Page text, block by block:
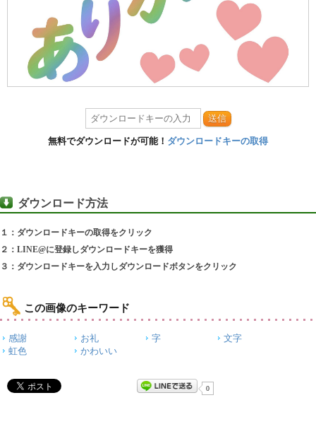
送信
無料でダウンロードが可能！ ダウンロードキーの取得
ダウンロード方法
１：ダウンロードキーの取得をクリック
２：LINE@に登録しダウンロードキーを獲得
３：ダウンロードキーを入力しダウンロードボタンをクリック
この画像のキーワード
感謝 お礼 字
文字
虹色
かわいい
0